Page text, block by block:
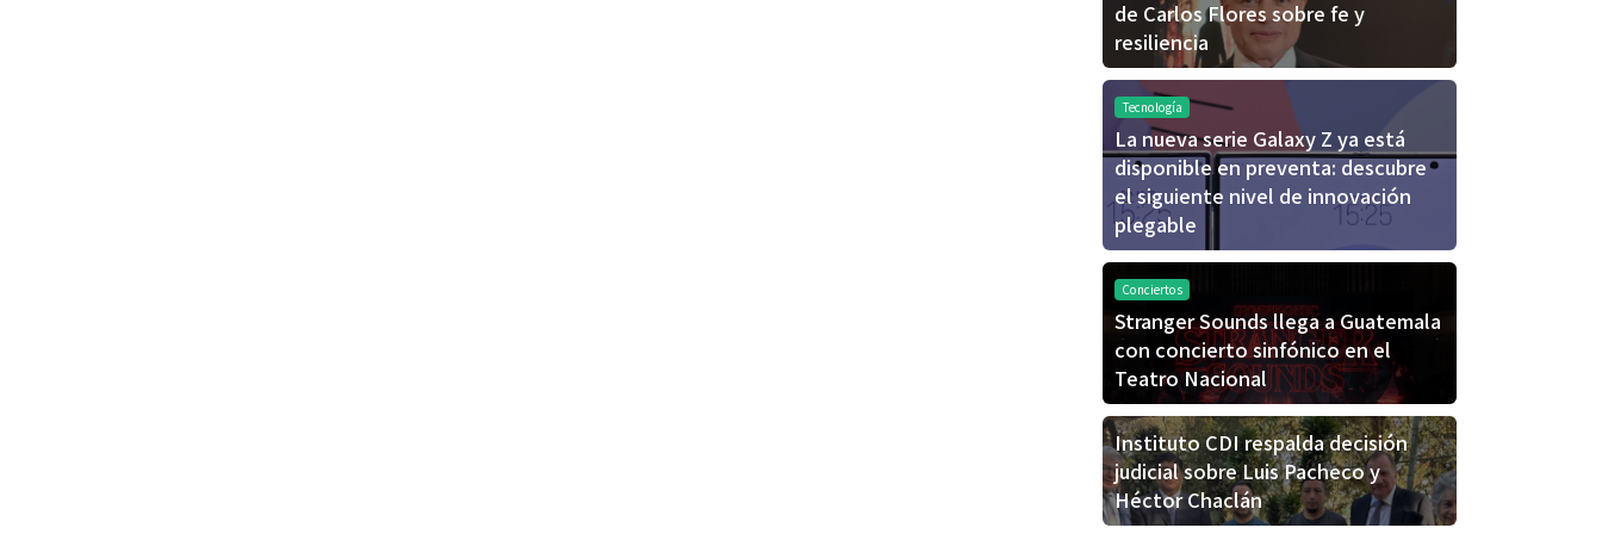
de Carlos Flores sobre fe y
resiliencia
Tecnología
La nueva serie Galaxy Z ya está
disponible en preventa: descubre
el siguiente nivel de innovación
plegable
Conciertos
Stranger Sounds llega a Guatemala
con concierto sinfónico en el
Teatro Nacional
Instituto CDI respalda decisión
judicial sobre Luis Pacheco y
Héctor Chaclán